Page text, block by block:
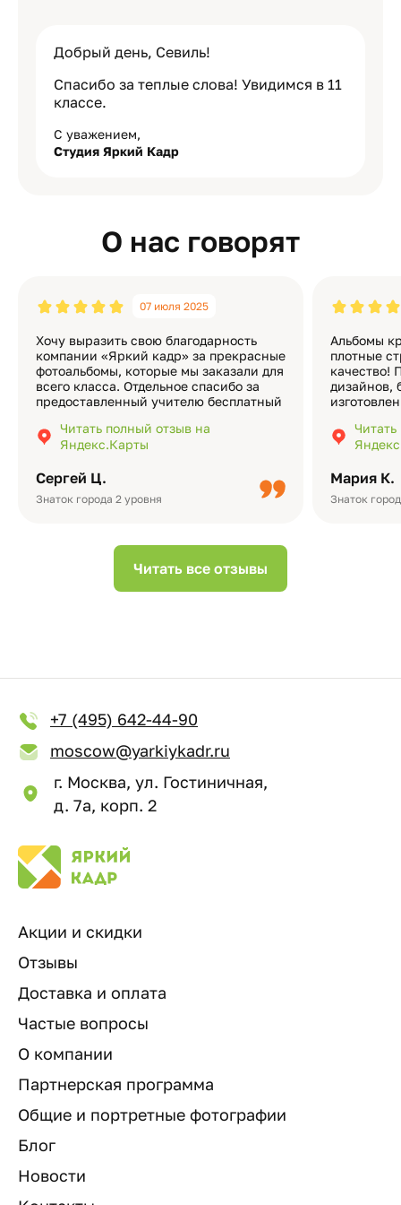
Добрый день, Севиль!
Спасибо за теплые слова! Увидимся в 11
классе.
С уважением,
Студия Яркий Кадр
О нас говорят
Сергей Ц.
Знаток города 2 уровня
07 июля 2025
Хочу выразить свою благодарность
компании «Яркий кадр» за прекрасные
фотоальбомы, которые мы заказали для
всего класса. Отдельное спасибо за
предоставленный учителю бесплатный
подчёркивает значимость события.
Качество альбомов на высшем уровне:
Читать полный отзыв на
Яндекс.Карты
Мария К.
Знаток
Альбомы
плотные
качество!
дизайнов,
добавить
видео с
Читать все отзывы
+7 (495) 642-44-90
moscow@yarkiykadr.ru
г. Москва, ул. Гостиничная,
д. 7а, корп. 2
Акции и скидки
Отзывы
Доставка и оплата
Частые вопросы
О компании
Партнерская программа
Общие и портретные фотографии
Блог
Новости